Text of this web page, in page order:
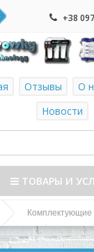
+38
Отзывы О
Новости
ТОВАРЫ И
Комплектующие